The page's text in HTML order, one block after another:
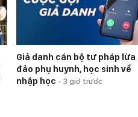
Giả danh cán bộ tư pháp lừa
đảo phụ huynh, học sinh về
nhập học - 3 giờ trước